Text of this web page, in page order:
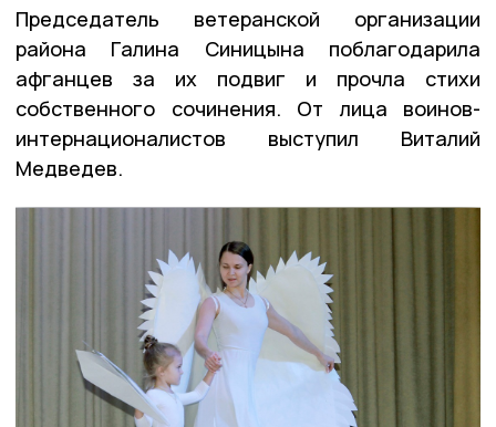
Председатель ветеранской организации
района Галина Синицына поблагодарила
афганцев за их подвиг и прочла стихи
собственного сочинения. От лица воинов-
интернационалистов выступил Виталий
Медведев.